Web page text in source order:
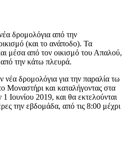
δρομολόγια από την
(και το ανάποδο). Τα
μέσα από τον οικισμό του Απαλού,
την κάτω πλευρά.
νέα δρομολόγια για την παραλία τω
Μοναστήρι και καταλήγοντας στα
Ιουνίου 2019, και θα εκτελούνται
την εβδομάδα, από τις 8:00 μέχρι